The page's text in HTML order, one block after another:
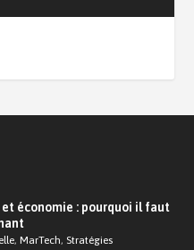
économie : pourquoi il faut
,MarTech, Stratégies